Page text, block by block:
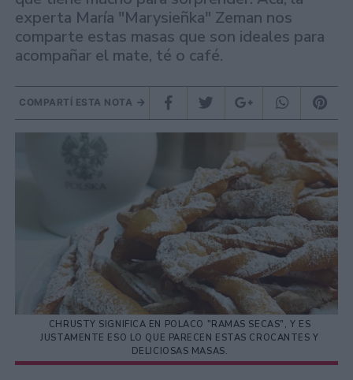
experta María "Marysieñka" Zeman nos
comparte estas masas que son ideales para
acompañar el mate, té o café.
COMPARTÍ ESTA NOTA
CHRUSTY SIGNIFICA EN POLACO "RAMAS SECAS", Y ES
JUSTAMENTE ESO LO QUE PARECEN ESTAS CROCANTES Y
DELICIOSAS MASAS.